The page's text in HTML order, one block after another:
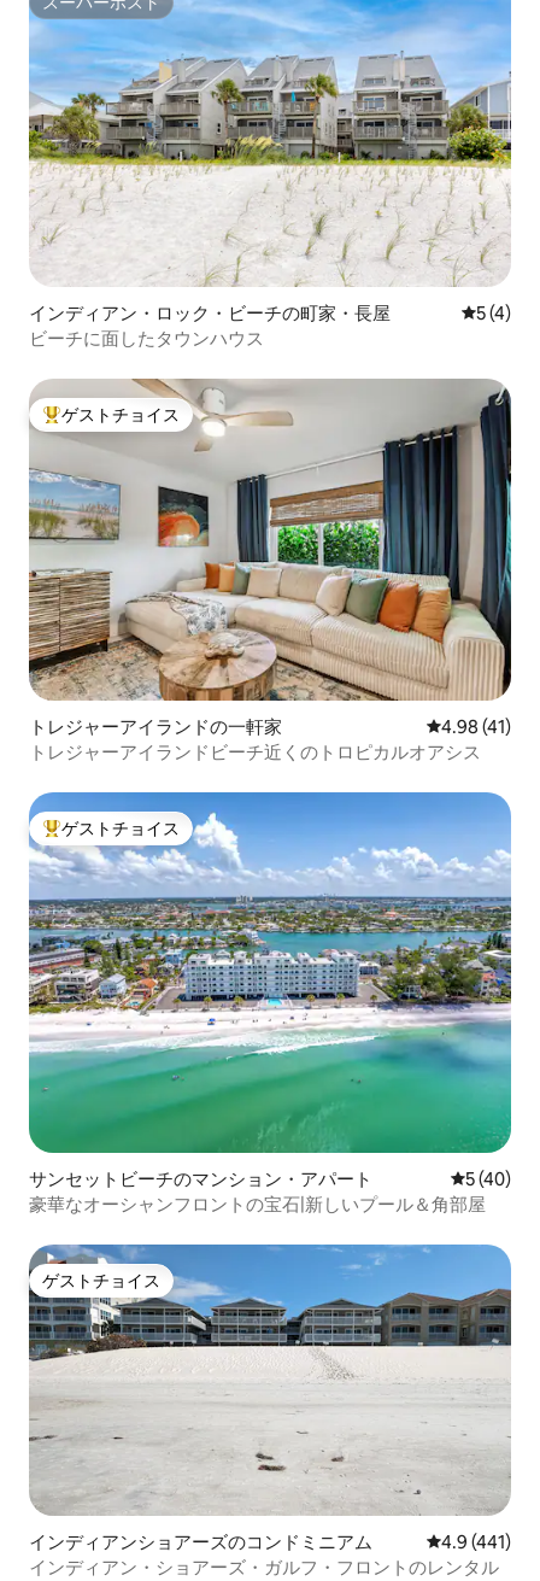
スーパーホスト
インディアン・ロック・ビーチの町家・長屋 レビュー
5 (4)
ビーチに面したタウンハウス
大好評のゲストチョイスです。
ゲストチョイス
トレジャーアイランドの一軒家 レビュー41
4.98 (41)
トレジャーアイランドビーチ近くのトロピカルオアシス
大好評のゲストチョイスです。
ゲストチョイス
サンセットビーチのマンション・アパート レビュー
5 (40)
豪華なオーシャンフロントの宝石|新しいプール＆角部屋
ゲストチョイス
ゲストチョイス
インディアンショアーズのコンドミニアム レビュー441
4.9 (441)
インディアン・ショアーズ・ガルフ・フロントのレンタル